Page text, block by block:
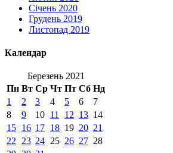
Січень 2020
Грудень 2019
Листопад 2019
Календар
Березень 2021
Пн Вт Ср Чт Пт Сб Нд
1
2 3 4 5 6
7
8
9 10 11 12 13 14
15 16 17 18 19 20 21
22
23 24 25 26 27 28